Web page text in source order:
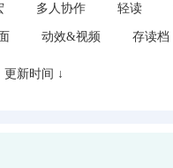
多人协作 轻读
动效&视频 存读档
更新时间 ↓